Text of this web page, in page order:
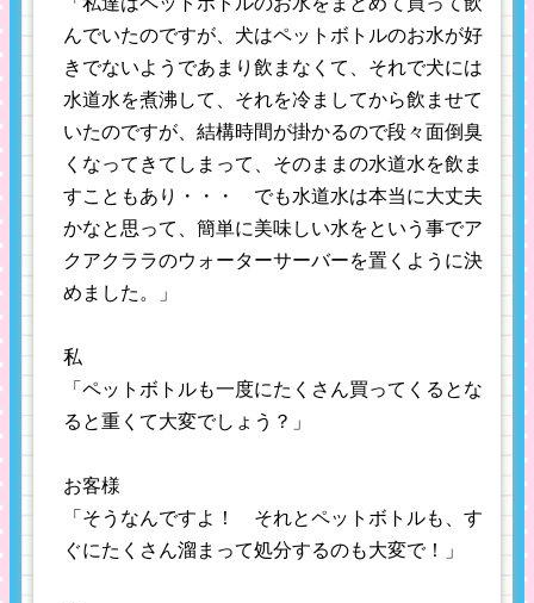
んでいたのですが、犬はペットボトルのお水が好
きでないようであまり飲まなくて、それで犬には
水道水を煮沸して、それを冷ましてから飲ませて
いたのですが、結構時間が掛かるので段々面倒臭
くなってきてしまって、そのままの水道水を飲ま
すこともあり・・・ でも水道水は本当に大丈夫
かなと思って、簡単に美味しい水をという事でア
クアクララのウォーターサーバーを置くように決
めました。」
私
「ペットボトルも一度にたくさん買ってくるとな
ると重くて大変でしょう？」
お客様
「そうなんですよ！ それとペットボトルも、す
ぐにたくさん溜まって処分するのも大変で！」